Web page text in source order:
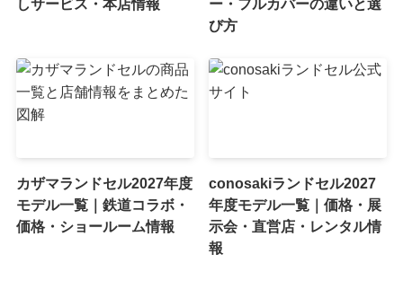
しサービス・本店情報
ー・フルカバーの違いと選
び方
カザマランドセル2027年度
モデル一覧｜鉄道コラボ・
価格・ショールーム情報
conosakiランドセル2027
年度モデル一覧｜価格・展
示会・直営店・レンタル情
報